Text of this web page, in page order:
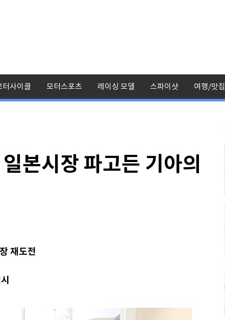
터사이클 모터스포츠 레이싱 모델 스파이샷 여행/맛집
본시장 파고든 기아의
재도전